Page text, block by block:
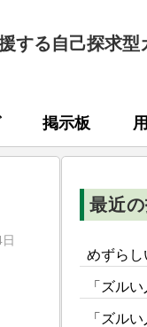
する自己探求型
掲示板
最近
めずらし
「ズル
「ズル